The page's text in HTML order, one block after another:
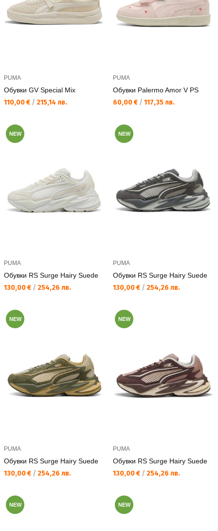
PUMA
Обувки GV Special Mix
Текуща цена:
110,00 € / 215,14 лв.
PUMA
Обувки Palermo Amor V PS
Текуща цена:
60,00 € / 117,35 лв.
NEW
PUMA
Обувки RS Surge Hairy Suede
Текуща цена:
130,00 € / 254,26 лв.
NEW
PUMA
Обувки RS Surge Hairy Suede
Текуща цена:
130,00 € / 254,26 лв.
NEW
PUMA
Обувки RS Surge Hairy Suede
Текуща цена:
130,00 € / 254,26 лв.
NEW
PUMA
Обувки RS Surge Hairy Suede
Текуща цена:
130,00 € / 254,26 лв.
NEW NEW